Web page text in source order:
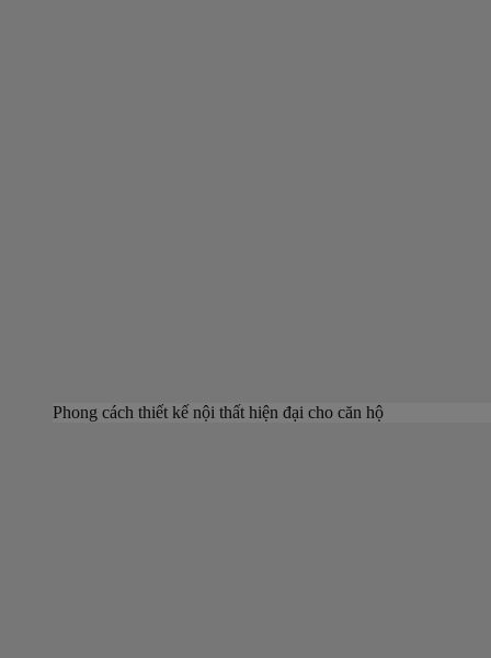
Phong cách thiết kế nội thất hiện đại cho căn hộ